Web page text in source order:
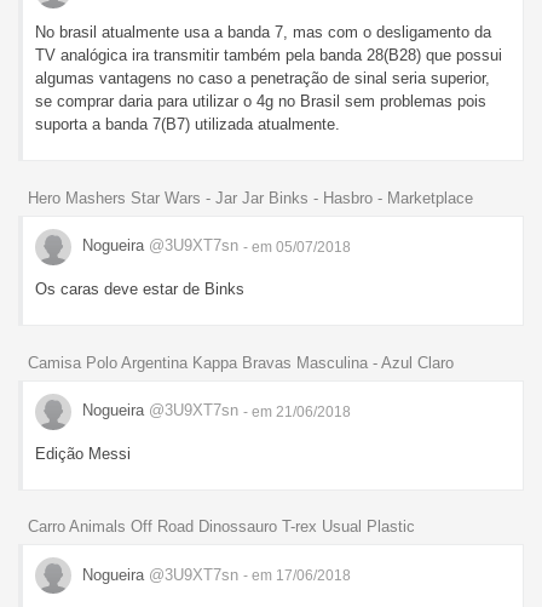
No brasil atualmente usa a banda 7, mas com o desligamento da
TV analógica ira transmitir também pela banda 28(B28) que possui
algumas vantagens no caso a penetração de sinal seria superior,
se comprar daria para utilizar o 4g no Brasil sem problemas pois
suporta a banda 7(B7) utilizada atualmente.
Hero Mashers Star Wars - Jar Jar Binks - Hasbro - Marketplace
Nogueira @3U9XT7sn - em 05/07/2018
Os caras deve estar de Binks
Camisa Polo Argentina Kappa Bravas Masculina - Azul Claro
Nogueira @3U9XT7sn - em 21/06/2018
Edição Messi
Carro Animals Off Road Dinossauro T-rex Usual Plastic
Nogueira @3U9XT7sn - em 17/06/2018